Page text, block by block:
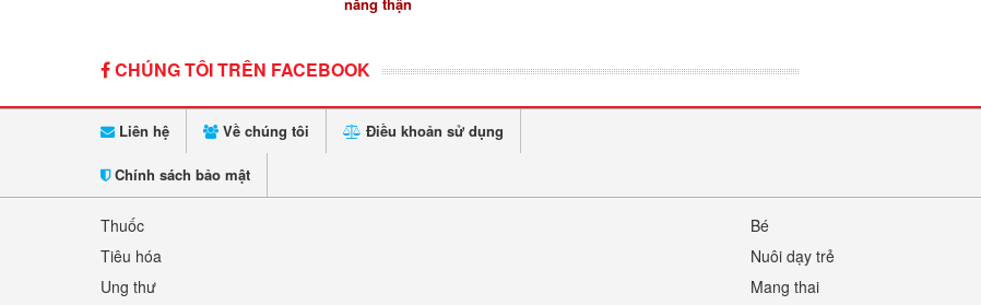
CHÚNG TÔI TRÊN FACEBOOK
Liên hệ Về chúng tôi Điều khoản sử dụng
Chính sách bảo mật
Thuốc
Tiêu hóa
Ung thư
Bé
Nuôi dạy trẻ
Mang thai